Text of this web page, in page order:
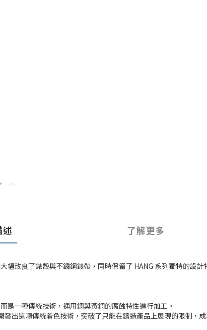
述 了解更多
幅改良了錶殼與不鏽鋼錶帶，同時保留了 HANG 系列獨特的設
是一種傳統技術，運用銅與黃銅的腐蝕特性進行加工。
出這項傳統着色技術，突破了只能在鑄造產品上展現的限制，成